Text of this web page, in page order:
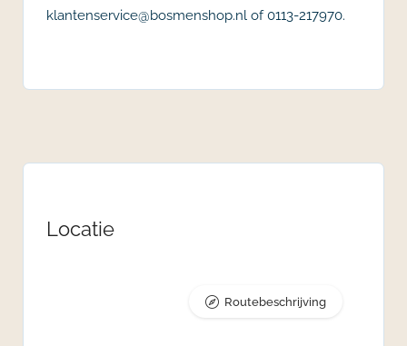
klantenservice@bosmenshop.nl of 0113-217970.
Locatie
Routebeschrijving